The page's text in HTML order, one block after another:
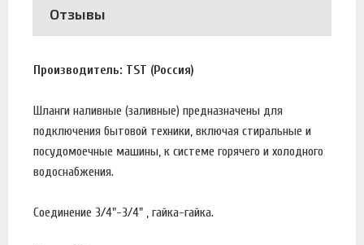
Отзывы
Производитель: TST (Россия)
Шланги наливные (заливные) предназначены для
подключения бытовой техники, включая стиральные и
посудомоечные машины, к системе горячего и холодного
водоснабжения.
Соединение 3/4"-3/4" , гайка-гайка.